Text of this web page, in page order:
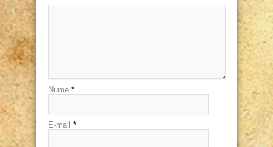
Nume *
E-mail *